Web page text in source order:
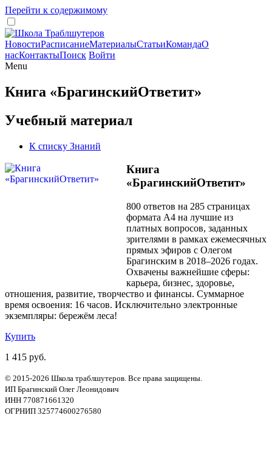
Перейти к содержимому
НовостиРасписаниеМатериалыСтатьиКомандаО
насКонтактыПоиск Войти
Menu
Книга «БрагинскийОтветит»
Учебный материал
К списку Знаний
Книга
«БрагинскийОтветит»
800 ответов на 285 страницах
формата А4 на лучшие из
платных вопросов, заданных
зрителями в рамках ежемесячных
прямых эфиров с Олегом
Брагинским в 2018–2026 годах.
Охвачены важнейшие сферы:
карьера, бизнес, здоровье,
отношения, развитие, творчество и финансы. Суммарное
время освоения: 16 часов. Исключительно электронные
экземпляры: бережём леса!
Купить
1 415 руб.
© 2015-2026 Школа траблшутеров. Все права защищены.
ИП Брагинский Олег Леонидович
ИНН 770871661320
ОГРНИП 325774600276580